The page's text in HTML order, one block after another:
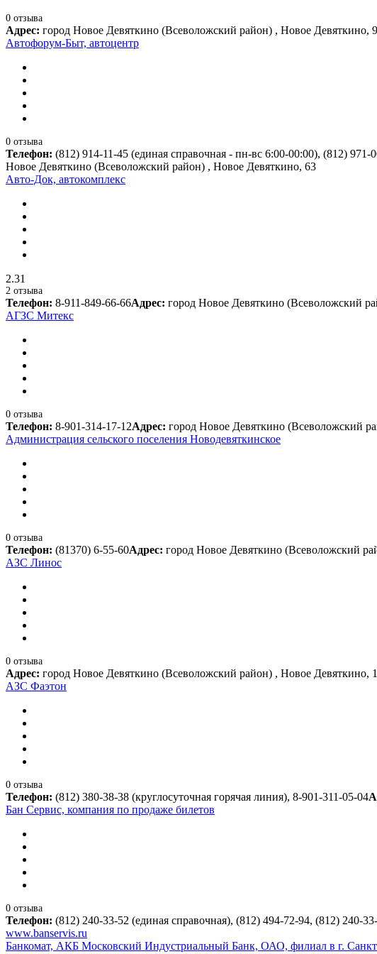
0 отзыва
Адрес: город Новое Девяткино (Всеволожский район) , Новое Девяткино,
Автофорум-Быт, автоцентр
0 отзыва
Телефон: (812) 914-11-45 (единая справочная - пн-вс 6:00-00:00), (812)
Новое Девяткино (Всеволожский район) , Новое Девяткино, 63
Авто-Док, автокомплекс
2.31
2 отзыва
Телефон: 8-911-849-66-66Адрес: город Новое Девяткино (Всеволожский
АГЗС Митекс
0 отзыва
Телефон: 8-901-314-17-12Адрес: город Новое Девяткино (Всеволожский
Администрация сельского поселения Новодевяткинское
0 отзыва
Телефон: (81370) 6-55-60Адрес: город Новое Девяткино (Всеволожский
АЗС Линос
0 отзыва
Адрес: город Новое Девяткино (Всеволожский район) , Новое Девяткино,
АЗС Фаэтон
0 отзыва
Телефон: (812) 380-38-38 (круглосуточная горячая линия), 8-901-311-05-04
Бан Сервис, компания по продаже билетов
0 отзыва
Телефон: (812) 240-33-52 (единая справочная), (812) 494-72-94, (812) 240-
www.banservis.ru
Банкомат, АКБ Московский Индустриальный Банк, ОАО, филиал в г.